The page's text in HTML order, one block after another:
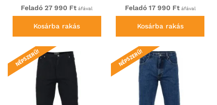
Feladó 27 990 Ft áfával
Kosárba rakás
Feladó 17 990 Ftáfával
Kosárba rakás
NÉPSZERŰ! NÉPSZERŰ!